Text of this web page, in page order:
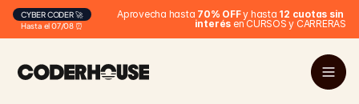
Hasta el 07/08 ⏰
CYBER CODER 🚀 Aprovecha hasta 70% OFF y hasta 12 cuotas sin
interés en CURSOS y CARRERAS